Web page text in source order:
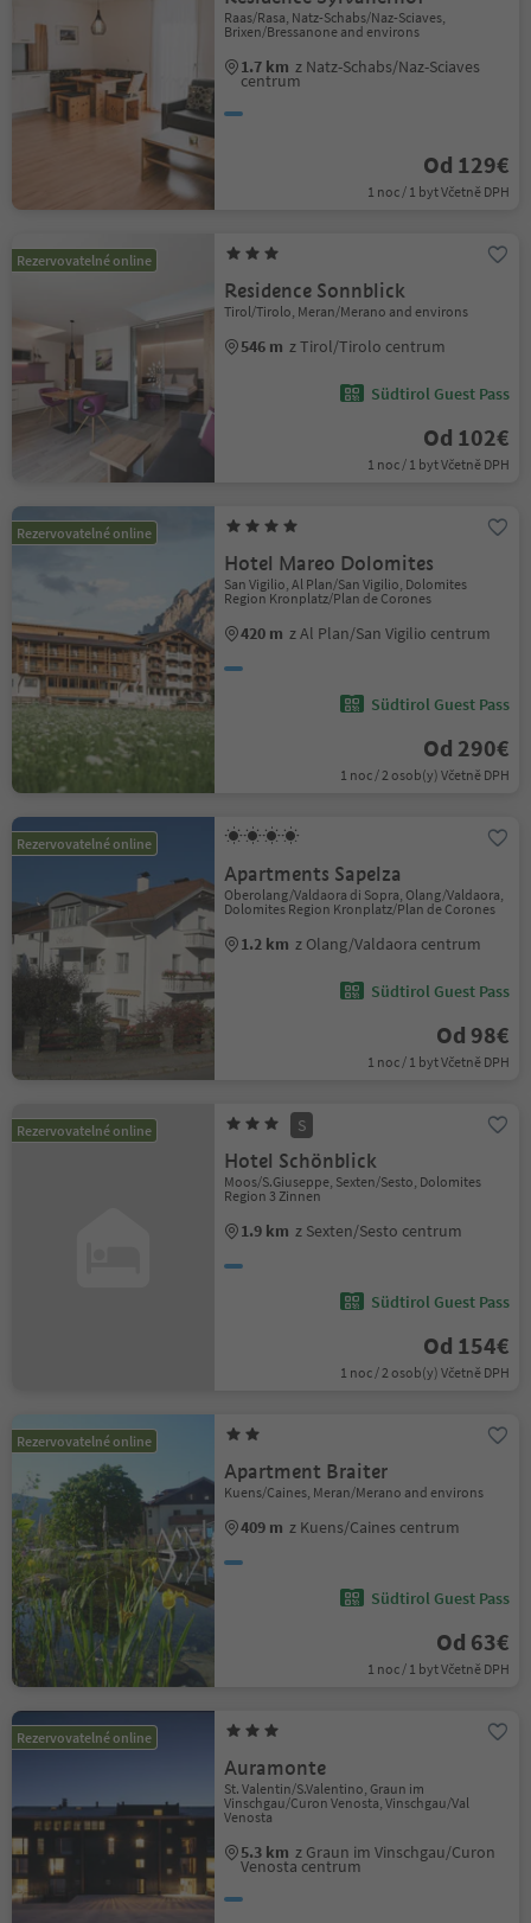
Raas/Rasa, Natz-Schabs/Naz-Sciaves,
Brixen/Bressanone and environs
1.7 km z Natz-Schabs/Naz-Sciaves
centrum
Od 129€
1 noc / 1 byt Včetně DPH
Rezervovatelné online
Residence Sonnblick
Tirol/Tirolo, Meran/Merano and environs
546 m z Tirol/Tirolo centrum
Südtirol Guest Pass
Od 102€
1 noc / 1 byt Včetně DPH
Rezervovatelné online
Hotel Mareo Dolomites
San Vigilio, Al Plan/San Vigilio, Dolomites
Region Kronplatz/Plan de Corones
420 m z Al Plan/San Vigilio centrum
Südtirol Guest Pass
Od 290€
1 noc / 2 osob(y) Včetně DPH
Rezervovatelné online
Apartments Sapelza
Oberolang/Valdaora di Sopra, Olang/Valdaora,
Dolomites Region Kronplatz/Plan de Corones
1.2 km z Olang/Valdaora centrum
Südtirol Guest Pass
Od 98€
1 noc / 1 byt Včetně DPH
Rezervovatelné online S
Hotel Schönblick
Moos/S.Giuseppe, Sexten/Sesto, Dolomites
Region 3 Zinnen
1.9 km z Sexten/Sesto centrum
Südtirol Guest Pass
Od 154€
1 noc / 2 osob(y) Včetně DPH
Rezervovatelné online
Apartment Braiter
Kuens/Caines, Meran/Merano and environs
409 m z Kuens/Caines centrum
Südtirol Guest Pass
Od 63€
1 noc / 1 byt Včetně DPH
Rezervovatelné online
Auramonte
St. Valentin/S.Valentino, Graun im
Vinschgau/Curon Venosta, Vinschgau/Val
Venosta
5.3 km z Graun im Vinschgau/Curon
Venosta centrum